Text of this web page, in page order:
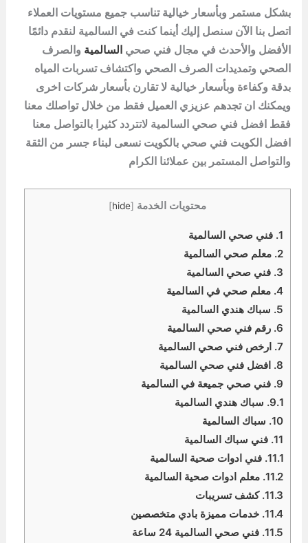
بشكل مستمر وبأسعار خيالية تناسب جميع مستويات العملاء
اتصل بنا الآن سنصل إليك أينما كنت في السالمية لنقدم دائمًا
الأفضل والأحدث في مجال فني صحي السالمية والصرف
الصحي وتمديدات الصرف الصحي واكتشاف تسربات المياه
بدقة وكفاءة وبأسعار خيالية لا تقارن بأسعار شركات اخرى
ويمكنك ان تجدهم عزيزي العميل فقط من خلال تواصلك معنا
فقط افضل فني صحي السالمية لاتتردد كثيرا بالتواصل معنا
افضل الكويت فني صحي بالكويت نسعى لبناء جسر من الثقة
والتواصل المستمر بين عملائنا الكرام
محتويات الخدمة [
hide
]
1. فني صحي السالمية
2. معلم صحي السالمية
3. فني صحي السالمية
4. معلم صحي في السالمية
5. سباك هندي السالمية
6. رقم فني صحي السالمية
7. ارخص فني صحي السالمية
8. افضل فني صحي السالمية
9. فني صحي جميعة في السالمية
9.1. سباك هندي السالمية
10. سباك السالمية
11. فني سباك السالمية
11.1. فني ادوات صحية السالمية
11.2. معلم ادوات صحية السالمية
11.3. كشف تسريبات
11.4. خدمات مميزة بادي متخصصين
11.5. فني صحي السالمية 24 ساعة